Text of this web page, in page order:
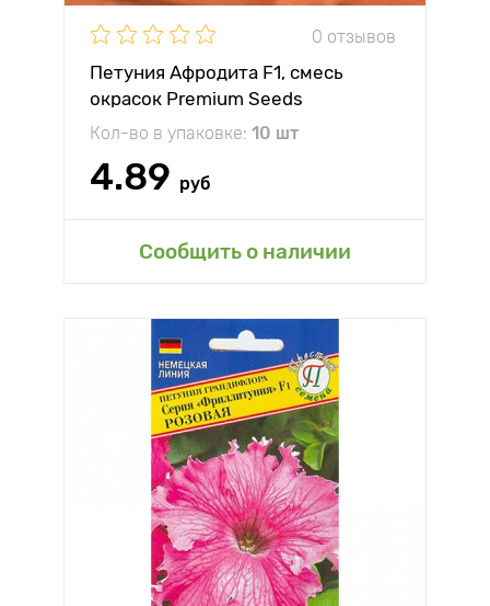
0 отзывов
Петуния Афродита F1, смесь
окрасок Premium Seeds
Кол-во в упаковке: 10 шт
4.89 руб
Сообщить о наличии